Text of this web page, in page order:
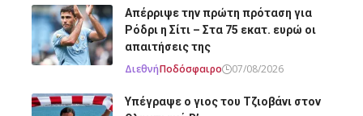
Απέρριψε την πρώτη πρόταση για
Ρόδρι η Σίτι – Στα 75 εκατ. ευρώ οι
απαιτήσεις της
ΔιεθνήΠοδόσφαιρο 07/08/2026
Υπέγραψε ο γιος του Τζιοβάνι στον